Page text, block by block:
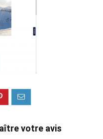
votre avis